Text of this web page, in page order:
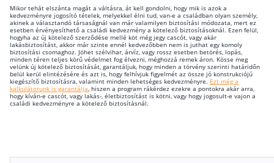
Mikor tehát elszánta magát a váltásra, át kell gondolni, hogy mik is azok a
kedvezményre jogosító tételek, melyekkel élni tud, van-e a családban olyan személy,
akinek a választandó társaságnál van már valamilyen biztosítási módozata, mert ez
esetben érvényesíthető a családi kedvezmény a kötelező biztosításoknál. Ezen felül,
hogyha az új kötelező szerződése mellé köt még jegy cascót, vagy akár
lakásbiztosítást, akkor már szinte ennél kedvezőbben nem is juthat egy komoly
biztosítási csomaghoz. Jöhet szélvihar, árvíz, vagy rossz esetben betörés, lopás,
minden téren teljes körű védelmet fog élvezni, méghozzá remek áron. Kösse meg
velünk új kötelező biztosítását, garantáljuk, hogy minden a törvény szerinti határidőn
belül kerül elintézésére és azt is, hogy felhívjuk figyelmét az össze jó konstrukciójú
kiegészítő biztosításra, valamint minden lehetséges kedvezményre. Ezt még a
kalkulátorunk is garantálja, hiszen a program rákérdez ezekre a pontokra akár arra,
hogy kíván-e cascót, vagy lakás-, életbiztosítást is kötni, vagy hogy jogosult-e vajon a
családi kedvezményre a kötelező biztosításnál.